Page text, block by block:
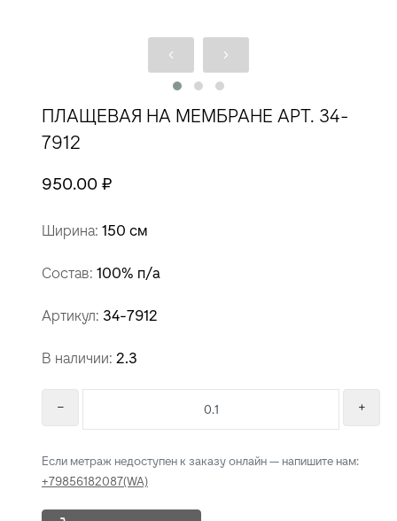
ПЛАЩЕВАЯ НА МЕМБРАНЕ АРТ. 34-
7912
950.00 ₽
Ширина: 150 см
Состав: 100% п/а
Артикул: 34-7912
В наличии: 2.3
Если метраж недоступен к заказу онлайн — напишите нам:
+79856182087(WA)